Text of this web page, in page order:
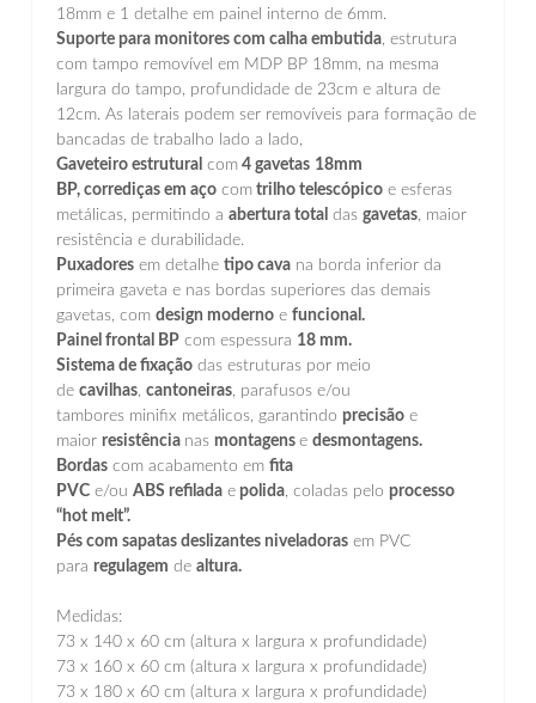
18mm e 1 detalhe em painel interno de 6mm.
Suporte para monitores com calha embutida, estrutura
com tampo removível em MDP BP 18mm, na mesma
largura do tampo, profundidade de 23cm e altura de
12cm. As laterais podem ser removíveis para formação de
bancadas de trabalho lado a lado,
Gaveteiro estrutural com4 gavetas 18mm
BP, corrediças em açocomtrilho telescópicoe esferas
metálicas, permitindo a abertura total das gavetas, maior
resistência e durabilidade.
Puxadoresem detalhe tipo cavana borda inferior da
primeira gaveta e nas bordas superiores das demais
gavetas, com design modernoe funcional.
Painel frontal BPcom espessura 18 mm.
Sistema de fixaçãodas estruturas por meio
de cavilhas, cantoneiras, parafusos e/ou
tambores minifix metálicos, garantindo precisãoe
maior resistência nas montagens e desmontagens.
Bordascom acabamento em fita
PVCe/ou ABS refiladaepolida, coladas pelo processo
“hot melt”.
Pés com sapatas deslizantes niveladorasem PVC
para regulagem de altura.
Medidas:
73 x 140 x 60 cm (altura x largura x profundidade)
73 x 160 x 60 cm (altura x largura x profundidade)
73 x 180 x 60 cm (altura x largura x profundidade)